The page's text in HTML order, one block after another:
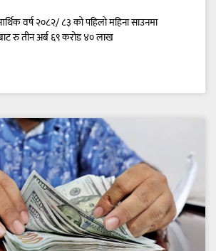
वर्ष २०८२/ ८३ को पहिलो महिना साउनमा
रु तीन अर्ब ६९ करोड ४० लाख